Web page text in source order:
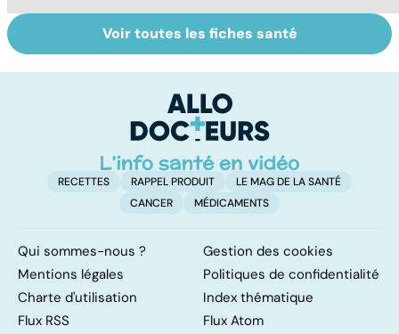
Femmes :
comment
Bien vivre la
ménopause
Voir toutes les fiches santé
RECETTES RAPPEL PRODUIT
LE MAG DE LA SANTÉ
CANCER
MÉDICAMENTS
Qui sommes-nous ?
Gestion des cookies
Mentions légales
Politiques de confidentialité
Charte d'utilisation
Index thématique
Flux RSS
Flux Atom